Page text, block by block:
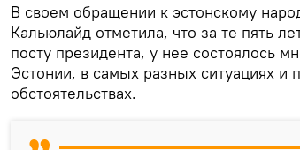
В своем обращении к эстонскому
Кальюлайд отметила, что за те пять
посту президента, у нее состоялось
Эстонии, в самых разных ситуациях и
обстоятельствах.